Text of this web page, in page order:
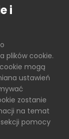
i
plików cookie.
mogą
ustawień
zostanie
na temat
pomocy